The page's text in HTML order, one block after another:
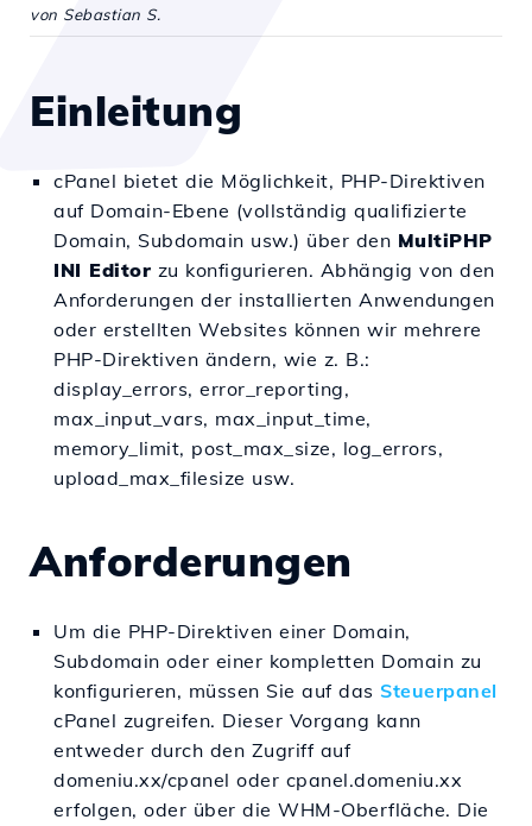
von Sebastian S.
Einleitung
cPanel bietet die Möglichkeit, PHP-Direktiven
auf Domain-Ebene (vollständig qualifizierte
Domain, Subdomain usw.) über den MultiPHP
INI Editor zu konfigurieren. Abhängig von den
Anforderungen der installierten Anwendungen
oder erstellten Websites können wir mehrere
PHP-Direktiven ändern, wie z. B.:
display_errors, error_reporting,
max_input_vars, max_input_time,
memory_limit, post_max_size, log_errors,
upload_max_filesize usw.
Anforderungen
Um die PHP-Direktiven einer Domain,
Subdomain oder einer kompletten Domain zu
konfigurieren, müssen Sie auf das Steuerpanel
cPanel zugreifen. Dieser Vorgang kann
entweder durch den Zugriff auf
domeniu.xx/cpanel oder cpanel.domeniu.xx
erfolgen, oder über die WHM-Oberfläche. Die